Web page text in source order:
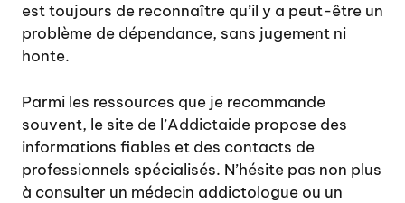
est toujours de reconnaître qu’il y a peut-être un
problème de dépendance, sans jugement ni
honte.
Parmi les ressources que je recommande
souvent, le site de l’Addictaide propose des
informations fiables et des contacts de
professionnels spécialisés. N’hésite pas non plus
à consulter un médecin addictologue ou un